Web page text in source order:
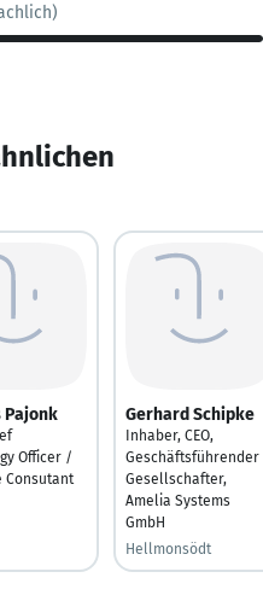
Pajonk
Officer /
Consutant
Gerhard Schipke
Inhaber, CEO,
Geschäftsführender
Gesellschafter,
Amelia Systems
GmbH
Hellmonsödt